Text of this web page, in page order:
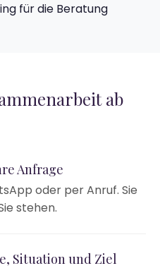
für die Beratung
ab
Anfrage
oder per Anruf. Sie
stehen.
Situation und Ziel